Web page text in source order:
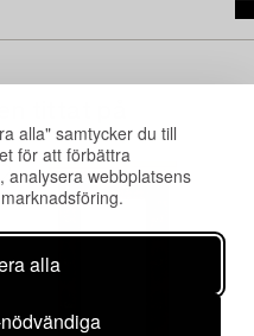
alla" samtycker du till
för att förbättra
analysera webbplatsens
alla